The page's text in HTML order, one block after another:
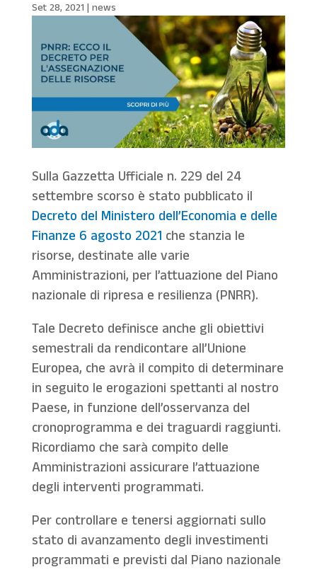
Set 28, 2021 news
Sulla Gazzetta Ufficiale n. 229 del 24
settembre scorso è stato pubblicato il
Decreto del Ministero dell’Economia e delle
Finanze 6 agosto 2021 che stanzia le
risorse, destinate alle varie
Amministrazioni, per l’attuazione del Piano
nazionale di ripresa e resilienza (PNRR).
Tale Decreto definisce anche gli obiettivi
semestrali da rendicontare all’Unione
Europea, che avrà il compito di determinare
in seguito le erogazioni spettanti al nostro
Paese, in funzione dell’osservanza del
cronoprogramma e dei traguardi raggiunti.
Ricordiamo che sarà compito delle
Amministrazioni assicurare l’attuazione
degli interventi programmati.
Per controllare e tenersi aggiornati sullo
stato di avanzamento degli investimenti
programmati e previsti dal Piano nazionale